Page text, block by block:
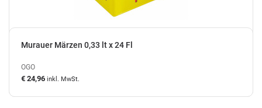
Murauer Märzen 0,33 lt x 24 Fl
OGO
€ 24,96 inkl. MwSt.